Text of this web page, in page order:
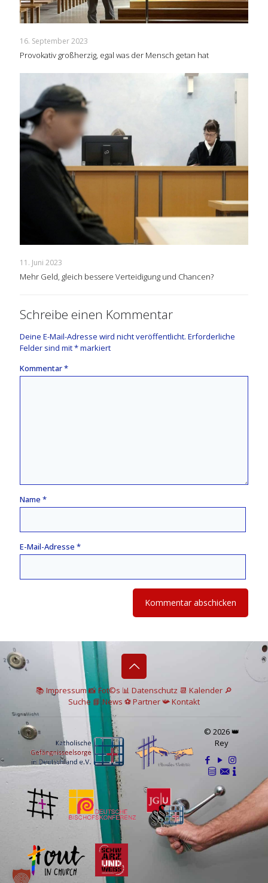
16. September 2023
Provokativ großherzig, egal was der Mensch getan hat
11. Juni 2023
Mehr Geld, gleich bessere Verteidigung und Chancen?
Schreibe einen Kommentar
Deine E-Mail-Adresse wird nicht veröffentlicht. Erforderliche
Felder sind mit*markiert
Kommentar*
Name *
E-Mail-Adresse *
📚 Impressum📸Fot©s 📊 Datenschutz 📆 Kalender 🔎
Suche 📘 News ⚽Partner📯Kontakt
© 2026 👑
Rey